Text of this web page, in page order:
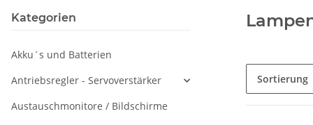
Sortierung
Kategorien
Akku´s und Batterien
Antriebsregler - Servoverstärker
Austauschmonitore / Bildschirme